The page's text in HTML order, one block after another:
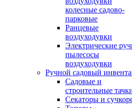
колесные садово-
парковые
Ранцевые
воздуходувки
Электрические
пылесосы
воздуходувки
Ручной садовый
Садовые и
строительные
Секаторы и